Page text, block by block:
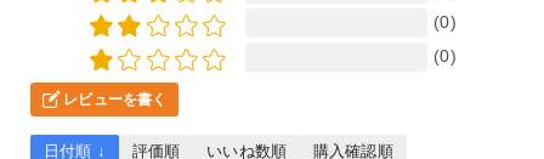
(0)
(0)
レビューを書く
日付順 ↓ 評価順 いいね数順
購入確認順